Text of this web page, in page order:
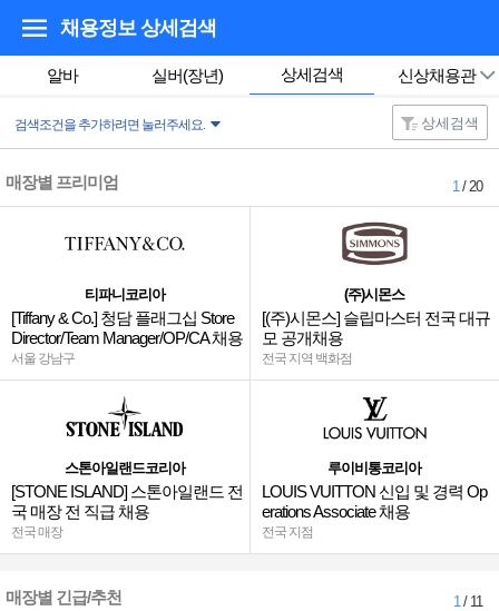
채용정보 상세검색
알바 실버(장년) 상세검색 신상채용관
검색조건을 추가하려면 눌러주세요. 상세검색
매장별 프리미엄 1/ 20
티파니코리아
[Tiffany & Co.] 청담 플래그십 Store
Director/Team Manager/OP/CA 채용
서울 강남구
스톤아일랜드코리아
[STONE ISLAND] 스톤아일랜드 전
국 매장 전 직급 채용
전국 매장
(주)시몬스
[(주)시몬스] 슬립마스터 전국 대규
모 공개채용
전국 지역 백화점
루이비통코리아
LOUIS VUITTON 신입 및 경력 Op
erations Associate 채용
전국 지점
매장별 긴급/추천 1/ 11